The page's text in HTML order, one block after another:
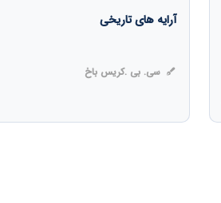
آرایه های تاریخی
سی. بی .کریس باخ